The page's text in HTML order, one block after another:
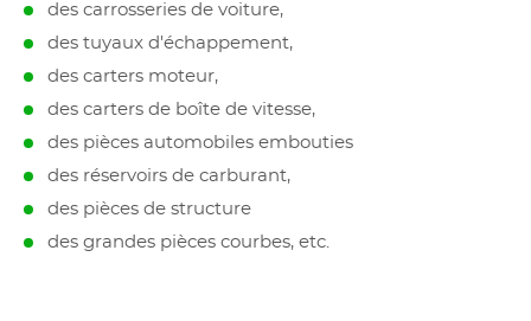
des carrosseries de voiture,
des tuyaux d'échappement,
des carters moteur,
des carters de boîte de vitesse,
des pièces automobiles embouties
des réservoirs de carburant,
des pièces de structure
des grandes pièces courbes, etc.